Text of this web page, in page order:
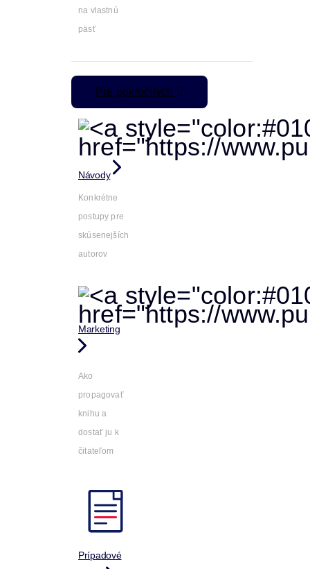
na vlastnú
päsť
Pre pokročilých
Návody
Konkrétne
postupy pre
skúsenejších
autorov
Marketing
Ako
propagovať
knihu a
dostať ju k
čitateľom
Prípadové